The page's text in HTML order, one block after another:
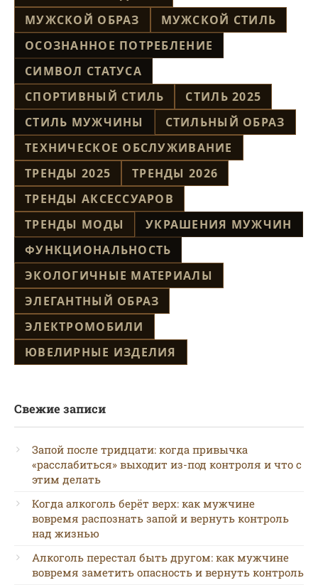
МУЖСКОЙ ОБРАЗ
МУЖСКОЙ СТИЛЬ
ОСОЗНАННОЕ ПОТРЕБЛЕНИЕ
СИМВОЛ СТАТУСА
СПОРТИВНЫЙ СТИЛЬ
СТИЛЬ 2025
СТИЛЬ МУЖЧИНЫ
СТИЛЬНЫЙ ОБРАЗ
ТЕХНИЧЕСКОЕ ОБСЛУЖИВАНИЕ
ТРЕНДЫ 2025
ТРЕНДЫ 2026
ТРЕНДЫ АКСЕССУАРОВ
ТРЕНДЫ МОДЫ
УКРАШЕНИЯ МУЖЧИН
ФУНКЦИОНАЛЬНОСТЬ
ЭКОЛОГИЧНЫЕ МАТЕРИАЛЫ
ЭЛЕГАНТНЫЙ ОБРАЗ
ЭЛЕКТРОМОБИЛИ
ЮВЕЛИРНЫЕ ИЗДЕЛИЯ
Свежие записи
Запой после тридцати: когда привычка
«расслабиться» выходит из-под контроля и что с
этим делать
Когда алкоголь берёт верх: как мужчине
вовремя распознать запой и вернуть контроль
над жизнью
Алкоголь перестал быть другом: как мужчине
вовремя заметить опасность и вернуть контроль